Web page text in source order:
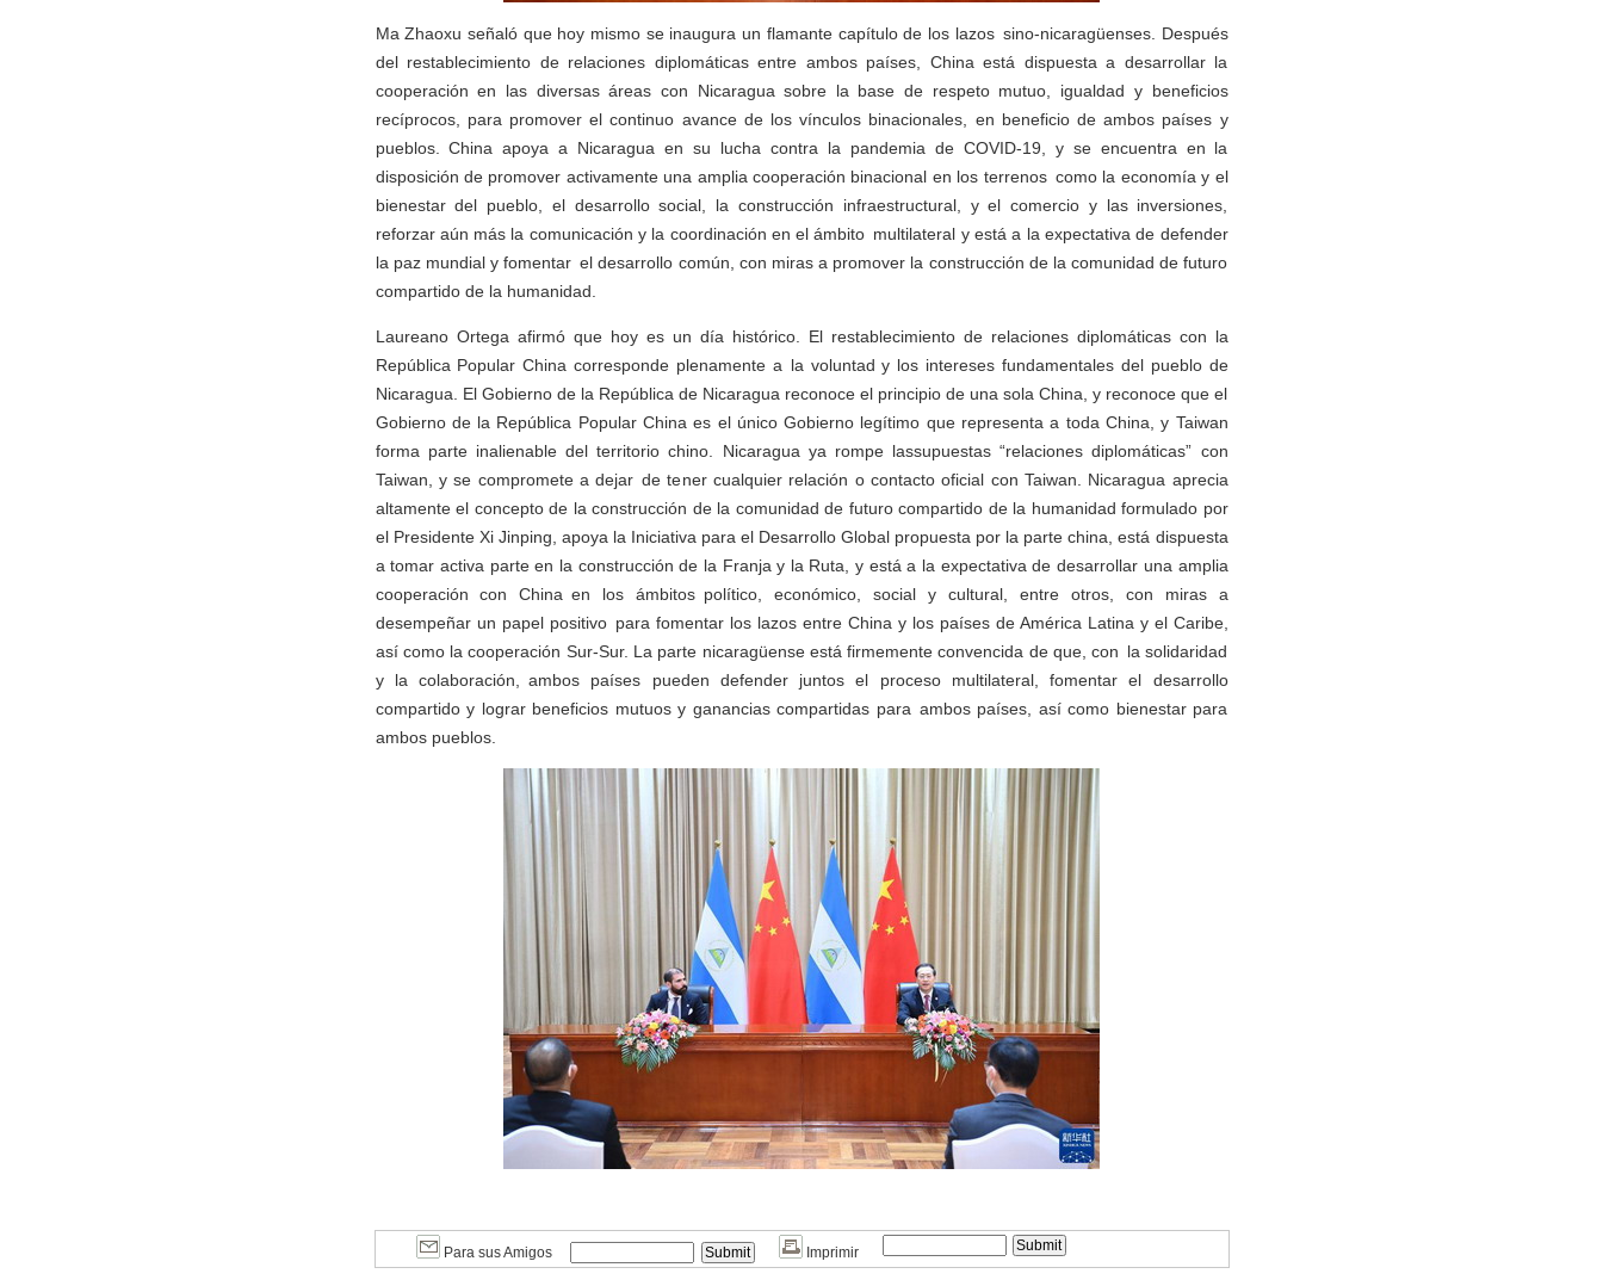
Ma Zhaoxu señaló que hoy mismo se inaugura un flamante capítulo de los lazos sino-nicaragüenses. Después
del restablecimiento de relaciones diplomáticas entre ambos países, China está dispuesta a desarrollar la
cooperación en las diversas áreas con Nicaragua sobre la base de respeto mutuo, igualdad y beneficios
recíprocos, para promover el continuo avance de los vínculos binacionales, en beneficio de ambos países y
pueblos. China apoya a Nicaragua en su lucha contra la pandemia de COVID-19, y se encuentra en la
disposición de promover activamente una amplia cooperación binacional en los terrenos como la economía y el
bienestar del pueblo, el desarrollo social, la construcción infraestructural, y el comercio y las inversiones,
reforzar aún más la comunicación y la coordinación en el ámbito multilateral y está a la expectativa de defender
la paz mundial y fomentar el desarrollo común, con miras a promover la construcción de la comunidad de futuro
compartido de la humanidad.
Laureano Ortega afirmó que hoy es un día histórico. El restablecimiento de relaciones diplomáticas con la
República Popular China corresponde plenamente a la voluntad y los intereses fundamentales del pueblo de
Nicaragua. El Gobierno de la República de Nicaragua reconoce el principio de una sola China, y reconoce que el
Gobierno de la República Popular China es el único Gobierno legítimo que representa a toda China, y Taiwan
forma parte inalienable del territorio chino. Nicaragua ya rompe lassupuestas “relaciones diplomáticas” con
Taiwan, y se compromete a dejar de tener cualquier relación o contacto oficial con Taiwan. Nicaragua aprecia
altamente el concepto de la construcción de la comunidad de futuro compartido de la humanidad formulado por
el Presidente Xi Jinping, apoya la Iniciativa para el Desarrollo Global propuesta por la parte china, está dispuesta
a tomar activa parte en la construcción de la Franja y la Ruta, y está a la expectativa de desarrollar una amplia
cooperación con China en los ámbitos político, económico, social y cultural, entre otros, con miras a
desempeñar un papel positivo para fomentar los lazos entre China y los países de América Latina y el Caribe,
así como la cooperación Sur-Sur. La parte nicaragüense está firmemente convencida de que, con la solidaridad
y la colaboración, ambos países pueden defender juntos el proceso multilateral, fomentar el desarrollo
compartido y lograr beneficios mutuos y ganancias compartidas para ambos países, así como bienestar para
ambos pueblos.
Para sus Amigos Imprimir